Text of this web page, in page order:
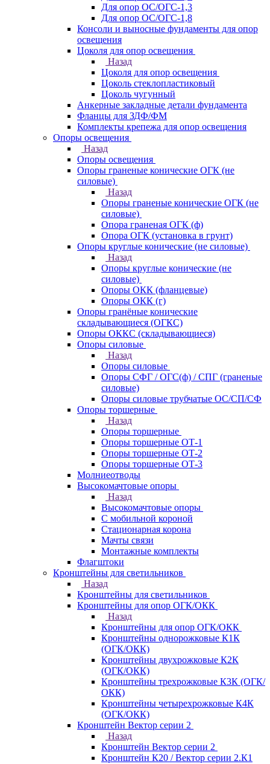
Для опор ОС/ОГС-1,3
Для опор ОС/ОГС-1,8
Консоли и выносные фундаменты для опор
освещения
Цоколя для опор освещения
Назад
Цоколя для опор освещения
Цоколь стеклопластиковый
Цоколь чугунный
Анкерные закладные детали фундамента
Фланцы для ЗДФ/ФМ
Комплекты крепежа для опор освещения
Опоры освещения
Назад
Опоры освещения
Опоры граненые конические ОГК (не
силовые)
Назад
Опоры граненые конические ОГК (не
силовые)
Опора граненая ОГК (ф)
Опора ОГК (установка в грунт)
Опоры круглые конические (не силовые)
Назад
Опоры круглые конические (не
силовые)
Опоры ОКК (фланцевые)
Опоры ОКК (г)
Опоры гранёные конические
складывающиеся (ОГКС)
Опоры ОККС (складывающиеся)
Опоры силовые
Назад
Опоры силовые
Опоры СФГ / ОГС(ф) / СПГ (граненые
силовые)
Опоры силовые трубчатые ОС/СП/СФ
Опоры торшерные
Назад
Опоры торшерные
Опоры торшерные ОТ-1
Опоры торшерные ОТ-2
Опоры торшерные ОТ-3
Молниеотводы
Высокомачтовые опоры
Назад
Высокомачтовые опоры
С мобильной короной
Стационарная корона
Мачты связи
Монтажные комплекты
Флагштоки
Кронштейны для светильников
Назад
Кронштейны для светильников
Кронштейны для опор ОГК/ОКК
Назад
Кронштейны для опор ОГК/ОКК
Кронштейны однорожковые К1К
(ОГК/ОКК)
Кронштейны двухрожковые К2К
(ОГК/ОКК)
Кронштейны трехрожковые К3К (ОГК/
ОКК)
Кронштейны четырехрожковые К4К
(ОГК/ОКК)
Кронштейн Вектор серии 2
Назад
Кронштейн Вектор серии 2
Кронштейн К20 / Вектор серии 2.К1